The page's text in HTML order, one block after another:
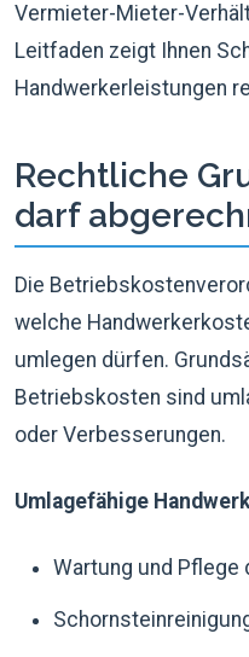
Vermieter-Mieter-
Leitfaden zeigt Ihnen
Handwerkerleistungen
Rechtliche
darf
Die
welche
umlegen dürfen.
Betriebskosten sind
oder Verbesserungen.
Umlagefähige
Wartung und Pflege